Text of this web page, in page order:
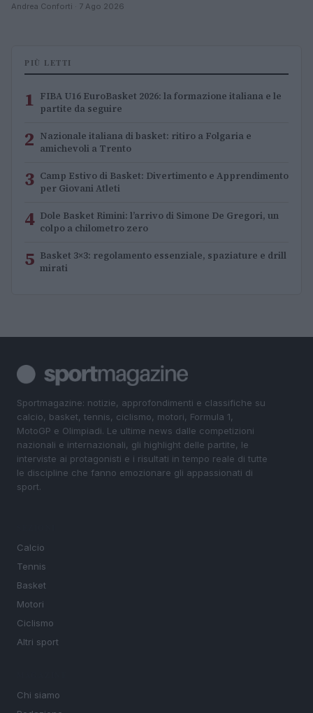
Andrea Conforti · 7 Ago 2026
PIÙ LETTI
1 FIBA U16 EuroBasket 2026: la formazione italiana e le
partite da seguire
2 Nazionale italiana di basket: ritiro a Folgaria e
amichevoli a Trento
3 Camp Estivo di Basket: Divertimento e Apprendimento
per Giovani Atleti
4 Dole Basket Rimini: l’arrivo di Simone De Gregori, un
colpo a chilometro zero
5 Basket 3×3: regolamento essenziale, spaziature e drill
mirati
Sportmagazine: notizie, approfondimenti e classifiche su
calcio, basket, tennis, ciclismo, motori, Formula 1,
MotoGP e Olimpiadi. Le ultime news dalle competizioni
nazionali e internazionali, gli highlight delle partite, le
interviste ai protagonisti e i risultati in tempo reale di tutte
le discipline che fanno emozionare gli appassionati di
sport.
Calcio
Tennis
Basket
Motori
Ciclismo
Altri sport
Chi siamo